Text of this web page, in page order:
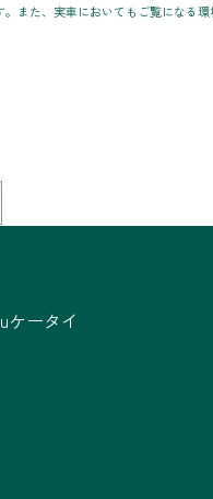
た、実車においてもご覧になる
ケータイ